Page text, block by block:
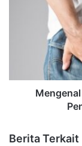
Berita Terkait